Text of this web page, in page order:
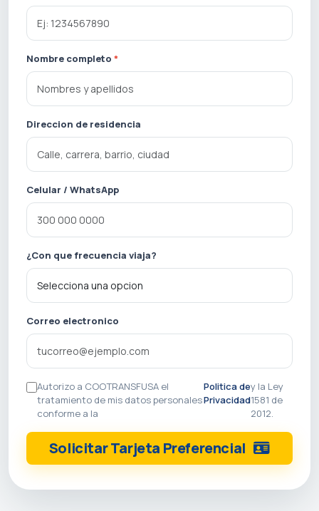
Nombre completo *
Direccion de residencia
Celular / WhatsApp
¿Con que frecuencia viaja?
Correo electronico
Autorizo a COOTRANSFUSA el
tratamiento de mis datos personales
conforme a la
Politica de
Privacidad
y la Ley
1581 de
2012.
Solicitar Tarjeta Preferencial